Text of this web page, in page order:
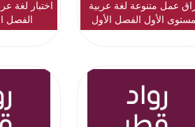
عمل متنوعة لغة عربية
الأول الفصل الأول
اختبار لغة
الفصل